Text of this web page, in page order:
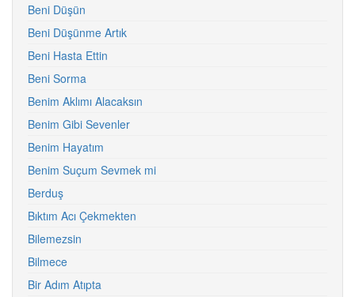
Beni Düşün
Beni Düşünme Artık
Beni Hasta Ettin
Beni Sorma
Benim Aklımı Alacaksın
Benim Gibi Sevenler
Benim Hayatım
Benim Suçum Sevmek mi
Berduş
Bıktım Acı Çekmekten
Bilemezsin
Bilmece
Bir Adım Atıpta